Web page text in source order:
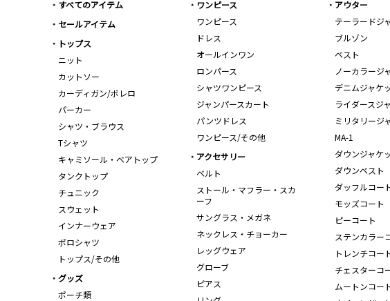
すべてのアイテム
セールアイテム
トップス
ニット
カットソー
カーディガン/ボレロ
パーカー
シャツ・ブラウス
Tシャツ
キャミソール・ベアトップ
タンクトップ
チュニック
スウェット
インナーウェア
ポロシャツ
トップス/その他
ワンピース
ワンピース
ドレス
オールインワン
ロンパース
シャツワンピース
ジャンパースカート
パンツドレス
ワンピース/その他
アウター
テーラードジ
ブルゾン
ベスト
ノーカラージ
デニムジャケ
ライダースジ
ミリタリージ
MA-1
ダウンジャケ
ダウンベスト
ダッフルコー
モッズコート
ピーコート
ステンカラー
トレンチコー
チェスターコ
ムートンコー
アクセサリー
ベルト
ストール・マフラー・スカ
ーフ
サングラス・メガネ
ネックレス・チョーカー
レッグウェア
グローブ
ピアス
グッズ
ポーチ類